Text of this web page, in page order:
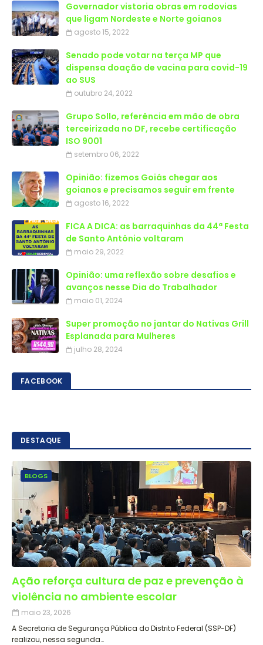
Governador vistoria obras em rodovias
que ligam Nordeste e Norte goianos
agosto 15, 2022
Senado pode votar na terça MP que
dispensa doação de vacina para covid-19
ao SUS
outubro 24, 2022
Grupo Sollo, referência em mão de obra
terceirizada no DF, recebe certificação
ISO 9001
setembro 06, 2022
Opinião: fizemos Goiás chegar aos
goianos e precisamos seguir em frente
agosto 16, 2022
FICA A DICA: as barraquinhas da 44ª Festa
de Santo Antônio voltaram
maio 29, 2022
Opinião: uma reflexão sobre desafios e
avanços nesse Dia do Trabalhador
maio 01, 2024
Super promoção no jantar do Nativas Grill
Esplanada para Mulheres
julho 28, 2024
FACEBOOK
DESTAQUE
BLOGS
Ação reforça cultura de paz e prevenção à
violência no ambiente escolar
maio 23, 2026
A Secretaria de Segurança Pública do Distrito Federal (SSP-DF)
realizou, nessa segunda…